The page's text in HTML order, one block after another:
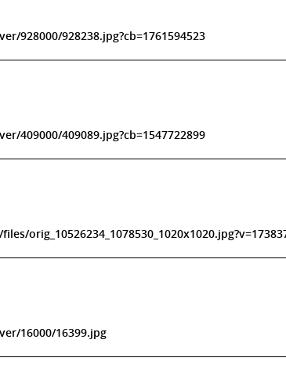
928000/928238.jpg?cb=1761594523
409000/409089.jpg?cb=1547722899
16000/16399.jpg